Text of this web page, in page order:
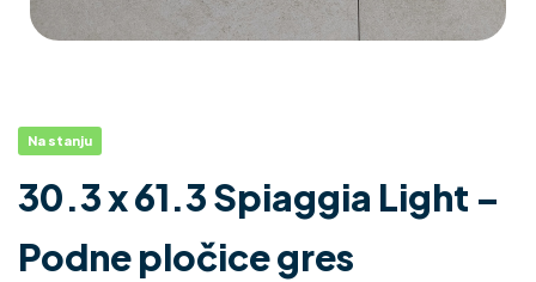
Na stanju
30.3 x 61.3 Spiaggia Light –
Podne pločice gres